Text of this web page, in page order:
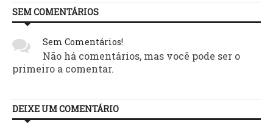
SEM COMENTÁRIOS
Sem Comentários!
Não há comentários, mas você pode ser o
primeiro a comentar.
DEIXE UM COMENTÁRIO